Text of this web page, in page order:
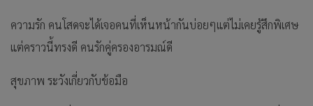
ความรัก คนโสดจะได้เจอคนที่เห็นหน้ากันบ่อยๆแต่ไม่เคยรู้สึกพิเศษ
แต่คราวนี้ทรงดี คนรักคู่ครองอารมณ์ดี
สุขภาพ ระวังเกี่ยวกับข้อมือ